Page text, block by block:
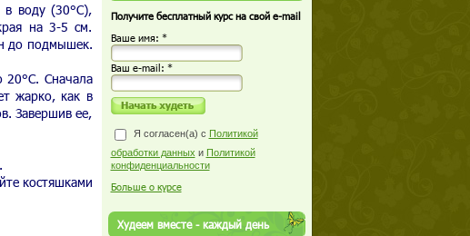
в воду (30°С),
на 3-5 см.
до подмышек.
20°С. Сначала
жарко, как в
Завершив ее,
костяшками
Получите бесплатный курс на свой e-mail
Ваше имя: *
Ваш е-mail: *
Я согласен(а) с Политикой
обработки данных и Политикой
конфиденциальности
Больше о курсе
Худеем вместе - каждый день